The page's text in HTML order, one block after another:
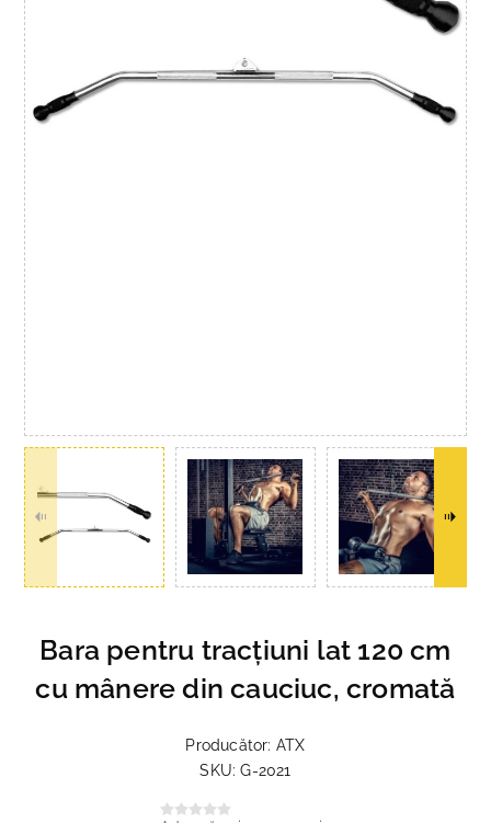
Bara pentru tracțiuni lat 120 cm
cu mânere din cauciuc, cromată
Producător: ATX
SKU: G-2021